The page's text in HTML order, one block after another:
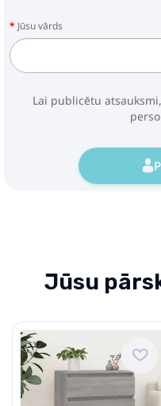
Jūsu vārds
Lai publicētu
Jūsu